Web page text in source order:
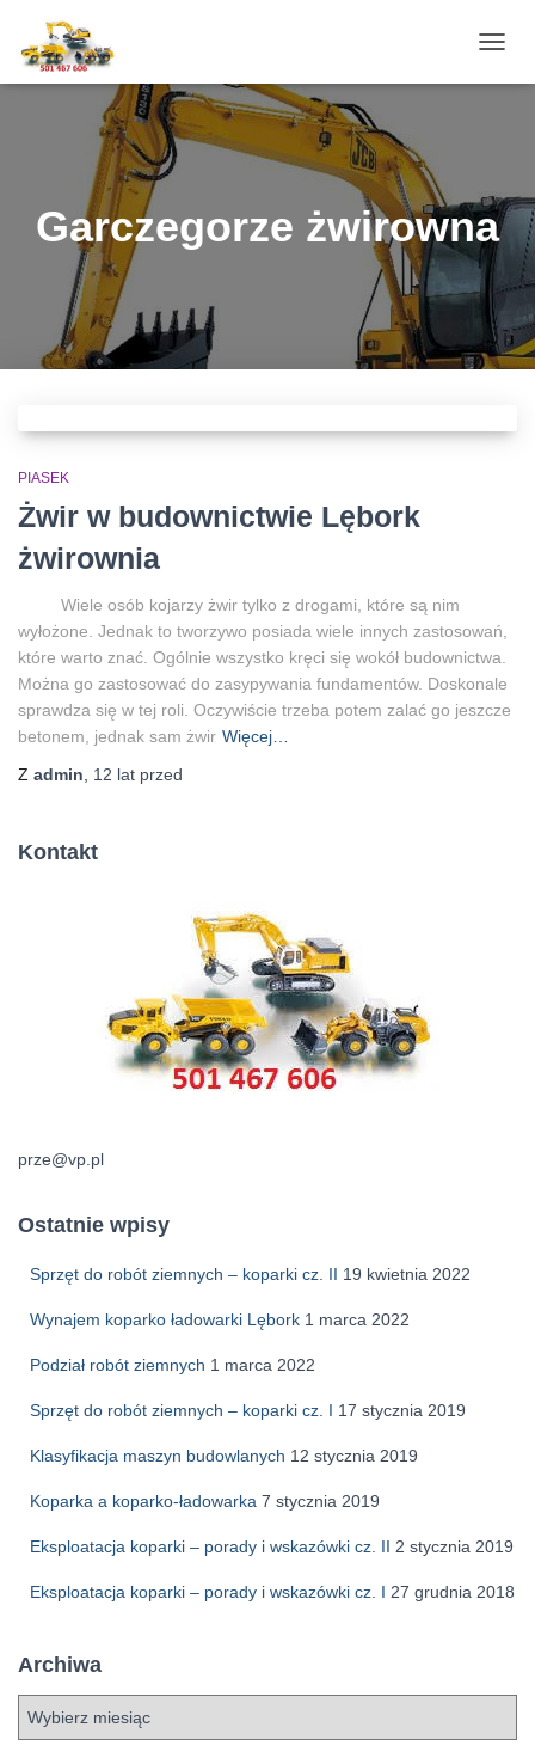
Garczegorze żwirowna
PIASEK
Żwir w budownictwie Lębork
żwirownia
Wiele osób kojarzy żwir tylko z drogami, które są nim
wyłożone. Jednak to tworzywo posiada wiele innych zastosowań,
które warto znać. Ogólnie wszystko kręci się wokół budownictwa.
Można go zastosować do zasypywania fundamentów. Doskonale
sprawdza się w tej roli. Oczywiście trzeba potem zalać go jeszcze
betonem, jednak sam żwir Więcej…
Z admin 12 lat przed
Kontakt
prze@vp.pl
Ostatnie wpisy
Sprzęt do robót ziemnych – koparki cz. II 19 kwietnia 2022
Wynajem koparko ładowarki Lębork 1 marca 2022
Podział robót ziemnych 1 marca 2022
Sprzęt do robót ziemnych – koparki cz. I 17 stycznia 2019
Klasyfikacja maszyn budowlanych 12 stycznia 2019
Koparka a koparko-ładowarka 7 stycznia 2019
Eksploatacja koparki – porady i wskazówki cz. II 2 stycznia 2019
Eksploatacja koparki – porady i wskazówki cz. I 27 grudnia 2018
Archiwa